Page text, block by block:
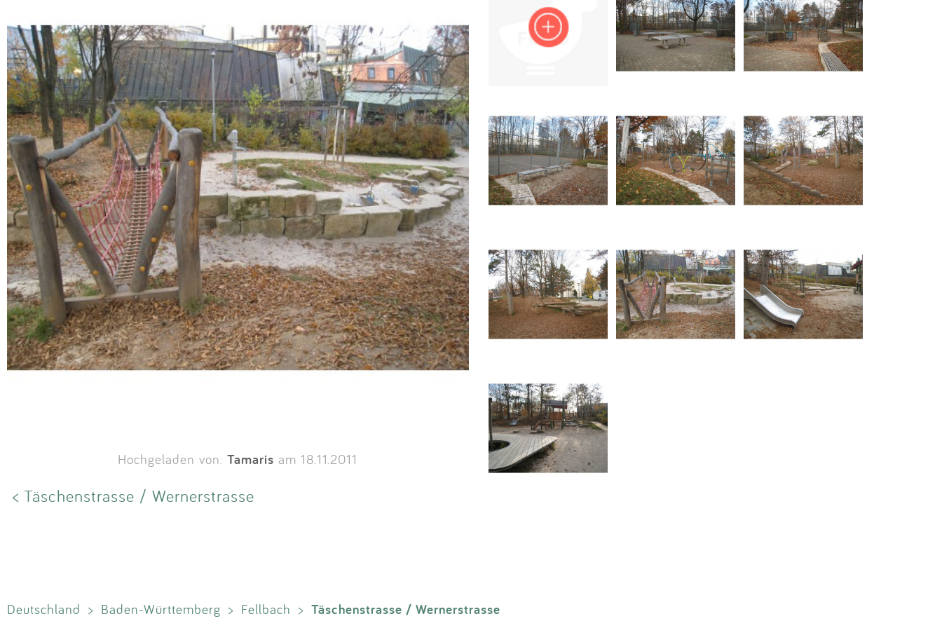
Anmelden
Hochgeladen von:Tamaris am 18.11.2011
< Täschenstrasse / Wernerstrasse
Deutschland > Baden-Württemberg > Fellbach > Täschenstrasse / Wernerstrasse